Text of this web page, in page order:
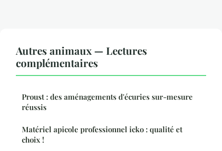
Autres animaux — Lectures
complémentaires
Proust : des aménagements d'écuries sur-mesure
réussis
Matériel apicole professionnel icko : qualité et
choix !